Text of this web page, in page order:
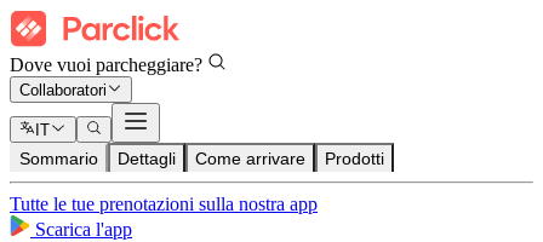
Dove vuoi parcheggiare?
Collaboratori
IT
Sommario Dettagli Come arrivare Prodotti
Tutte le tue prenotazioni sulla nostra app
Scarica l'app